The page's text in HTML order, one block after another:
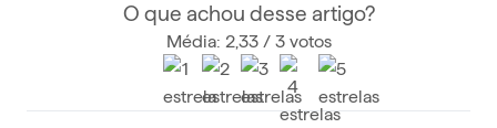
O que achou desse artigo?
Média: 2,33 / 3 votos